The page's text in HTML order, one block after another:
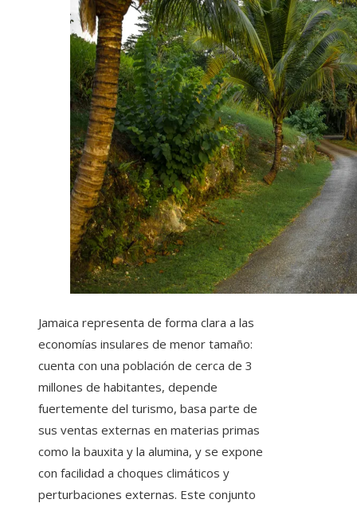
Jamaica representa de forma clara a las
economías insulares de menor tamaño:
cuenta con una población de cerca de 3
millones de habitantes, depende
fuertemente del turismo, basa parte de
sus ventas externas en materias primas
como la bauxita y la alumina, y se expone
con facilidad a choques climáticos y
perturbaciones externas. Este conjunto